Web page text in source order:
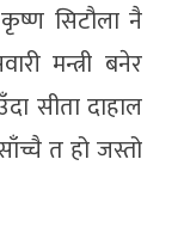
सिटौला नै
मन्त्री बनेर
सीता दाहाल
त हो जस्तो